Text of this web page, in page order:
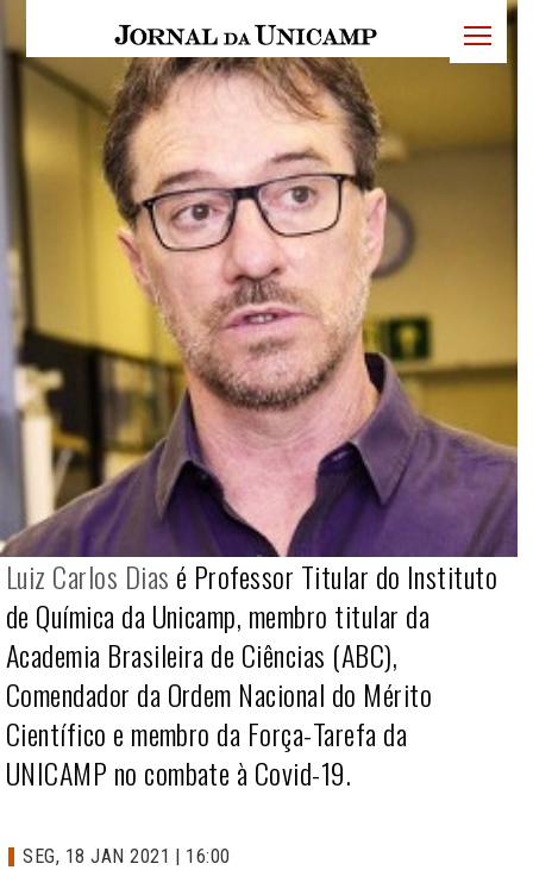
JU
menu
Luiz Carlos Dias é Professor Titular do Instituto
de Química da Unicamp, membro titular da
Academia Brasileira de Ciências (ABC),
Comendador da Ordem Nacional do Mérito
Científico e membro da Força-Tarefa da
UNICAMP no combate à Covid-19.
SEG, 18 JAN 2021 | 16:00